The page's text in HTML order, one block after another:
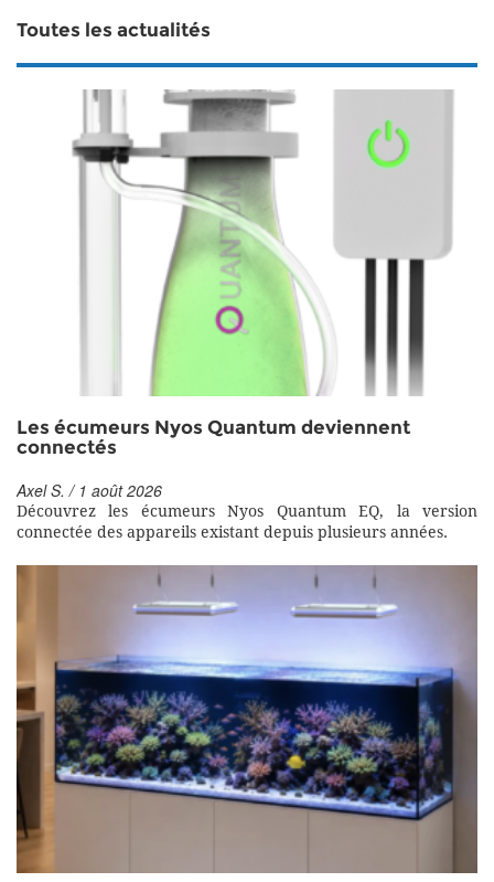
Toutes les actualités
Les écumeurs Nyos Quantum deviennent
connectés
Axel S. / 1 août 2026
Découvrez les écumeurs Nyos Quantum EQ, la version
connectée des appareils existant depuis plusieurs années.